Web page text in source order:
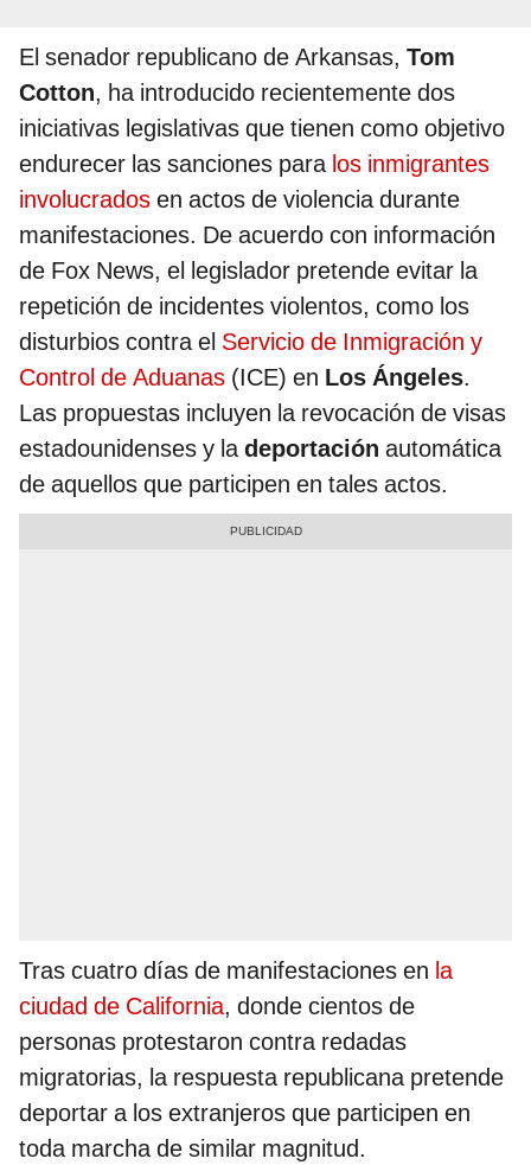
El senador republicano de Arkansas, Tom
Cotton, ha introducido recientemente dos
iniciativas legislativas que tienen como objetivo
endurecer las sanciones para los inmigrantes
involucrados en actos de violencia durante
manifestaciones. De acuerdo con información
de Fox News, el legislador pretende evitar la
repetición de incidentes violentos, como los
disturbios contra el Servicio de Inmigración y
Control de Aduanas (ICE) en Los Ángeles.
Las propuestas incluyen la revocación de visas
estadounidenses y ladeportación automática
de aquellos que participen en tales actos.
Tras cuatro días de manifestaciones en la
ciudad de California, donde cientos de
personas protestaron contra redadas
migratorias, la respuesta republicana pretende
deportar a los extranjeros que participen en
toda marcha de similar magnitud.